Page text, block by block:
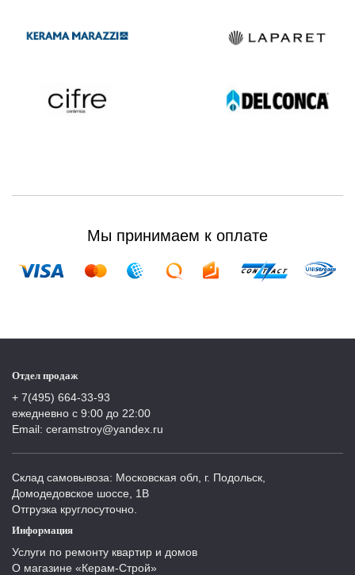
Мы принимаем к оплате
Отдел продаж
+ 7(495) 664-33-93
ежедневно с 9:00 до 22:00
Email: ceramstroy@yandex.ru
Склад самовывоза: Московская обл, г. Подольск,
Домодедовское шоссе, 1В
Отгрузка круглосуточно.
Информация
Услуги по ремонту квартир и домов
О магазине «Керам-Строй»